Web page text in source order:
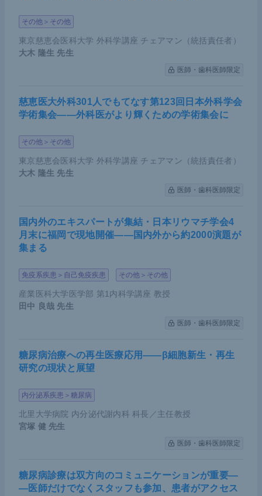
その他＞その他
東京慈恵会医科大学 外科学講座 チェアマン（統括責任者）
大木 隆生 先生
医師・歯科医師限定
慈恵医大外科301人でもてなす第123回日本外科学会
学術集会――外科医がより輝くための学術集会に
その他＞その他
東京慈恵会医科大学 外科学講座 チェアマン（統括責任者）
大木 隆生 先生
医師・歯科医師限定
国内外のエキスパートが集結・日本リウマチ学会4
月末に福岡で現地開催――国内外から約2000演題が
集まる
免疫系疾患＞自己免疫疾患 その他＞その他
産業医科大学医学部 第1内科学講座 教授
田中 良哉 先生
医師・歯科医師限定
糖尿病治療への再生医療応用――β細胞新生・再生
研究の現状と展望
内分泌系疾患＞糖尿病
北里大学病院 内分泌代謝内科 科長／主任教授
宮塚 健 先生
医師・歯科医師限定
糖尿病診療は双方向のコミュニケーションが重要―
―医師だけでなくスタッフも参加、患者がアクセス